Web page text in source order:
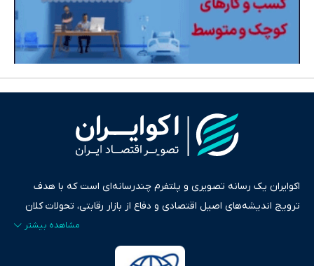
اکوایران یک رسانه تصویری و پلتفرم چندرسانه‌ای است که با هدف
ترویج اندیشه‌های اصیل اقتصادی و دفاع از بازار رقابتی، تحولات کلان
ایران و جهان را در قالب‌های ویدیو، پادکست، متن و گزارش‌های تحلیلی
پایش می‌کند. این رسانه به عنوان منبعی دقیق و قابل اعتماد، فراتر از